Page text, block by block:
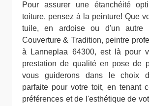
Pour assurer une étanchéité
toiture, pensez à la peinture! Que
tuile, en ardoise ou d'un autre
Couverture & Tradition, peintre
à Lanneplaa 64300, est là pour
prestation de qualité en pose de
vous guiderons dans le choix
parfaite pour votre toit, en tenant
préférences et de l'esthétique de